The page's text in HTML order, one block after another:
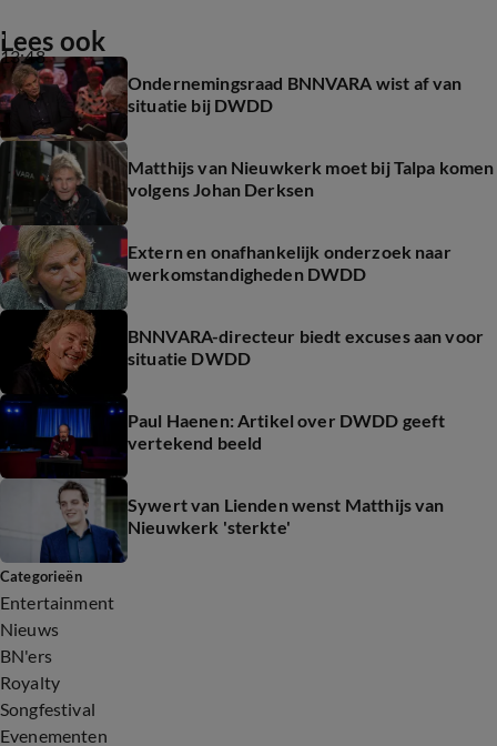
13:48
Lees ook
Ondernemingsraad BNNVARA wist af van
situatie bij DWDD
Matthijs van Nieuwkerk moet bij Talpa komen
volgens Johan Derksen
Extern en onafhankelijk onderzoek naar
werkomstandigheden DWDD
BNNVARA-directeur biedt excuses aan voor
situatie DWDD
Paul Haenen: Artikel over DWDD geeft
vertekend beeld
Sywert van Lienden wenst Matthijs van
Nieuwkerk 'sterkte'
Categorieën
Entertainment
Nieuws
BN'ers
Royalty
Songfestival
Evenementen